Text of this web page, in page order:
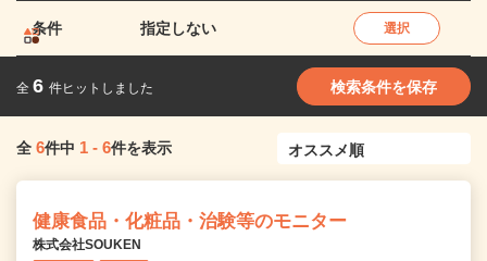
条件 指定しない 選択
全 6 件ヒットしました 検索条件を保存
全 6件中 1 - 6件を表示
健康食品・化粧品・治験等のモニター
株式会社SOUKEN